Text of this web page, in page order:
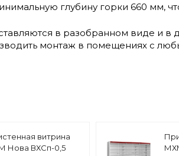
глубину горки 660 мм,
в разобранном виде и в
монтаж в помещениях с
витрина
Нова ВХСп-0,5